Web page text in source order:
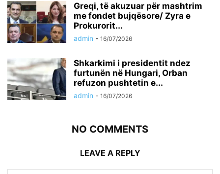
Greqi, të akuzuar për mashtrim
me fondet bujqësore/ Zyra e
Prokurorit...
admin - 16/07/2026
Shkarkimi i presidentit ndez
furtunën në Hungari, Orban
refuzon pushtetin e...
admin - 16/07/2026
NO COMMENTS
LEAVE A REPLY